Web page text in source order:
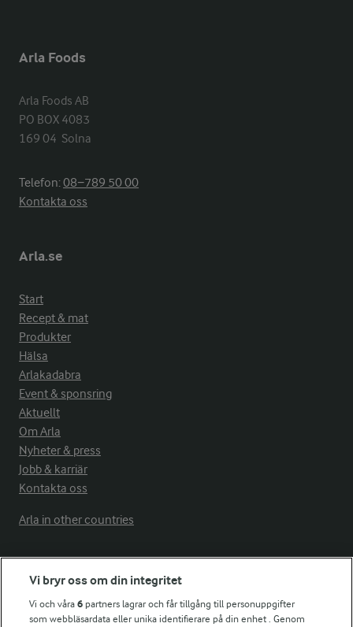
Arla Foods
Arla Foods AB
PO BOX 4083
169 04  Solna
Telefon:08−789 50 00
Kontakta oss
Arla.se
Start
Recept & mat
Produkter
Hälsa
Arlakadabra
Event & sponsring
Aktuellt
Om Arla
Nyheter & press
Jobb & karriär
Kontakta oss
Arla in other countries
Fler Arlasajter
För ägare
Vi bryr oss om din integritet
Vi och våra6 partners lagrar och får tillgång till personuppgifter
som webbläsardata eller unika identifierare på din enhet . Genom